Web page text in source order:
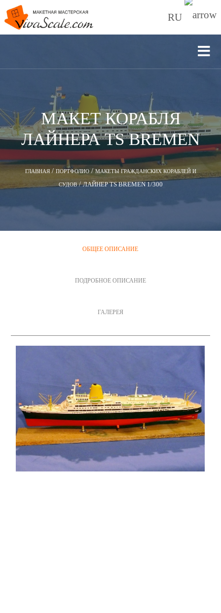
RU
МАКЕТ КОРАБЛЯ
ЛАЙНЕРА TS BREMEN
ГЛАВНАЯ/ ПОРТФОЛИО/ МАКЕТЫ ГРАЖДАНСКИХ КОРАБЛЕЙ И
СУДОВ/ЛАЙНЕР TS BREMEN 1/300
ОБЩЕЕ ОПИСАНИЕ
ПОДРОБНОЕ ОПИСАНИЕ
ГАЛЕРЕЯ